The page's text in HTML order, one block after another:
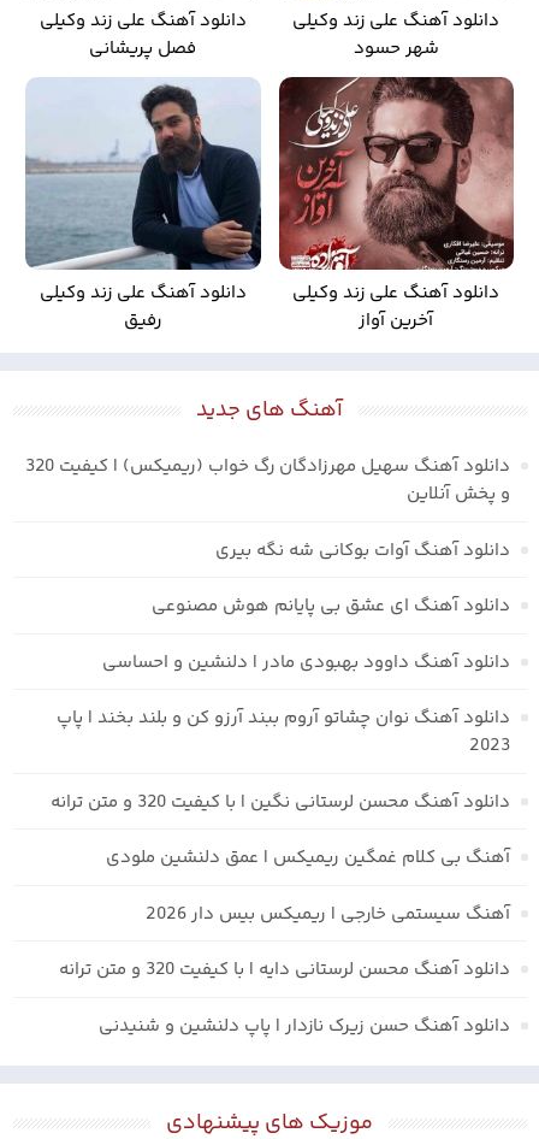
دانلود آهنگ علی زند وکیلی
شهر حسود
دانلود آهنگ علی زند وکیلی
فصل پریشانی
دانلود آهنگ علی زند وکیلی
آخرین آواز
دانلود آهنگ علی زند وکیلی
رفیق
آهنگ های جدید
دانلود آهنگ سهیل مهرزادگان رگ خواب (ریمیکس) | کیفیت 320
و پخش آنلاین
دانلود آهنگ آوات بوکانی شه نگه بیری
دانلود آهنگ ای عشق بی پایانم هوش مصنوعی
دانلود آهنگ داوود بهبودی مادر | دلنشین و احساسی
دانلود آهنگ نوان چشاتو آروم ببند آرزو کن و بلند بخند | پاپ
2023
دانلود آهنگ محسن لرستانی نگین | با کیفیت 320 و متن ترانه
آهنگ بی کلام غمگین ریمیکس | عمق دلنشین ملودی
آهنگ سیستمی خارجی | ریمیکس بیس دار 2026
دانلود آهنگ محسن لرستانی دایه | با کیفیت 320 و متن ترانه
دانلود آهنگ حسن زیرک نازدار | پاپ دلنشین و شنیدنی
موزیک های پیشنهادی